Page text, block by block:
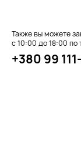
Также вы можете
с 10:00 до 18:00 по
+380 99